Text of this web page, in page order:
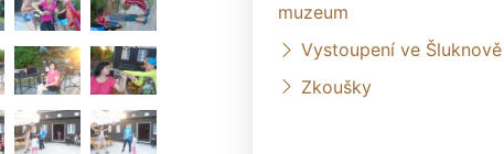
muzeum
Vystoupení ve Šluknově
Zkoušky